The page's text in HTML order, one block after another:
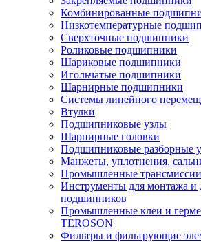
Комбинированные
Низкотемпературные
Сверхточные подшипники
Роликовые подшипники
Шариковые подшипники
Игольчатые подшипники
Шарнирные подшипники
Системы линейного
Втулки
Подшипниковые узлы
Шарнирные головки
Подшипниковые разборные
Манжеты, уплотнения,
Промышленные трансмиссии
Инструменты для монтажа и
подшипников
Промышленные клеи и
TEROSON
Фильтры и фильтрующие